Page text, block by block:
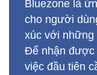
Bluezone là
cho người
xúc với những
Để nhận được
việc đầu tiên